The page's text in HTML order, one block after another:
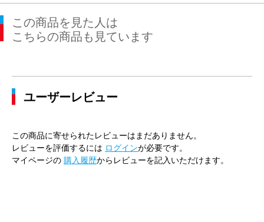
この商品を見た人は
こちらの商品も見ています
ユーザーレビュー
この商品に寄せられたレビューはまだありません。
レビューを評価するには ログインが必要です。
マイページの 購入履歴からレビューを記入いただけます。